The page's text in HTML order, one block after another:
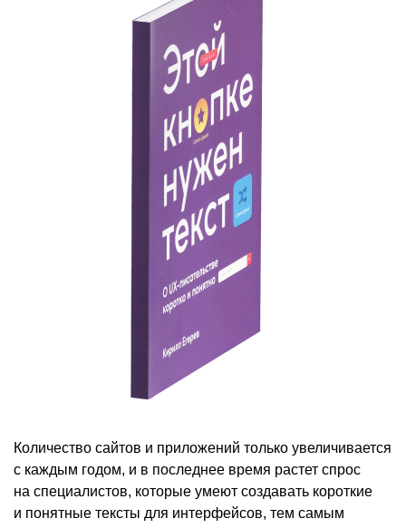
Количество сайтов и приложений только увеличивается
с каждым годом, и в последнее время растет спрос
на специалистов, которые умеют создавать короткие
и понятные тексты для интерфейсов, тем самым